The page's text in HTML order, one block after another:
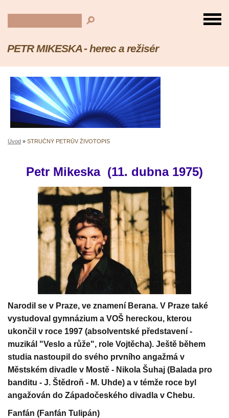
PETR MIKESKA - herec a režisér
Úvod » STRUČNÝ PETRŮV ŽIVOTOPIS
Petr Mikeska (11. dubna 1975)
Narodil se v Praze, ve znamení Berana. V Praze také
vystudoval gymnázium a VOŠ hereckou, kterou
ukončil v roce 1997 (absolventské představení -
muzikál "Veslo a růže", role Vojtěcha). Ještě během
studia nastoupil do svého prvního angažmá v
Městském divadle v Mostě - Nikola Šuhaj (Balada pro
banditu - J. Štědroň - M. Uhde) a v témže roce byl
angažován do Západočeského divadla v Chebu.
Fanfán (Fanfán Tulipán)